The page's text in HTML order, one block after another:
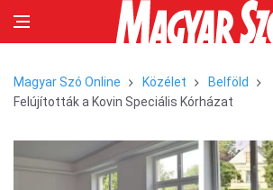
Magyar Szó Online Közélet
Belföld
Felújították a Kovin Speciális Kórházat